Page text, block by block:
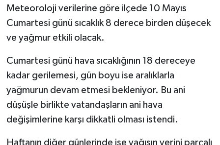
Meteoroloji verilerine göre ilçede 10 Mayıs
Cumartesi günü sıcaklık 8 derece birden düşecek
ve yağmur etkili olacak.
Cumartesi günü hava sıcaklığının 18 dereceye
kadar gerilemesi, gün boyu ise aralıklarla
yağmurun devam etmesi bekleniyor. Bu ani
düşüşle birlikte vatandaşların ani hava
değişimlerine karşı dikkatli olması istendi.
Haftanın diğer günlerinde ise yağışın yerini parçalı
Siyaset
Tarım ve Ekonomi
Ulusal